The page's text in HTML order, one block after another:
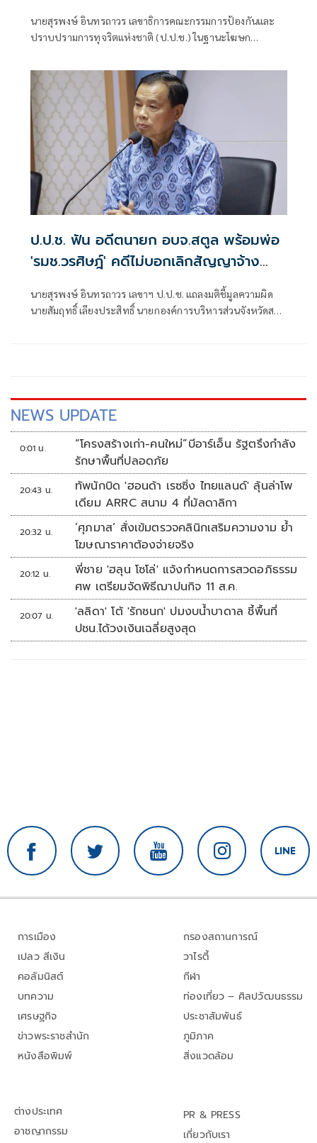
นายสุรพงษ์ อินทรถาวร เลขาธิการคณะกรรมการป้องกันและ
ปราบปรามการทุจริตแห่งชาติ (ป.ป.ช.) ในฐานะโฆษก
ความผิด นายวิทยา สมศรีษมสกุล กับพวก รวม 6 คน กรณีร่วม
กันเรียกรับทรัพย์สิน จํานวน 6 ล้านบาท เป็นการตอบแทนใน
การที่จะจูงใจเจ้าพนักงานเพื่อให้ดําเนินการปล่อยตัว (ประกัน
ตัว)
ป.ป.ช. ฟัน อดีตนายก อบจ.สตูล พร้อมพ่อ
'รมช.วรศิษฎ์' คดีไม่บอกเลิกสัญญาจ้าง
นายสุรพงษ์ อินทรถาวร เลขาฯ ป.ป.ช. แถลงมติชี้มูลความผิด
นายสัมฤทธิ์ เลียงประสิทธิ์ นายกองค์การบริหารส่วนจังหวัดสตูล
NEWS UPDATE
0:01 น.
“โครงสร้างเก่า-คนใหม่”บีอาร์เอ็น รัฐตรึงกำลัง
รักษาพื้นที่ปลอดภัย
20:43 น.
ทัพนักบิด 'ฮอนด้า เรซซิ่ง ไทยแลนด์' ลุ้นล่าโพ
เดียม ARRC สนาม 4 ที่มัลดาลิกา
20:32 น.
‘ศุภมาส’ สั่งเข้มตรวจคลินิกเสริมความงาม ย้ำ
โฆษณาราคาต้องจ่ายจริง
20:12 น.
พี่ชาย 'ฮลุน โซโล่' แจ้งกำหนดการสวดอภิธรรม
ศพ เตรียมจัดพิธีฌาปนกิจ 11 ส.ค.
20:07 น.
'ลลิดา' โต้ 'รักชนก' ปมงบน้ำบาดาล ชี้พื้นที่
ปชน.ได้วงเงินเฉลี่ยสูงสุด
การเมือง
เปลว สีเงิน
คอลัมนิสต์
บทความ
เศรษฐกิจ
ข่าวพระราชสำนัก
หนังสือพิมพ์
กรองสถานการณ์
วาไรตี้
กีฬา
ท่องเที่ยว – ศิลปวัฒนธรรม
ประชาสัมพันธ์
ภูมิภาค
สิ่งแวดล้อม
ต่างประเทศ
อาชญากรรม
PR & PRESS
เกี่ยวกับเรา